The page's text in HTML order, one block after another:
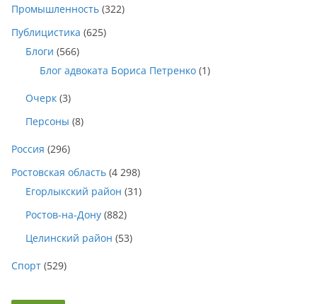
Промышленность (322)
Публицистика (625)
Блоги (566)
Блог адвоката Бориса Петренко (1)
Очерк (3)
Персоны (8)
Россия (296)
Ростовская область (4 298)
Егорлыкский район (31)
Ростов-на-Дону (882)
Целинский район (53)
Спорт (529)